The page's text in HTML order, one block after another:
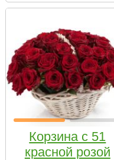
Корзина с 51
красной розой